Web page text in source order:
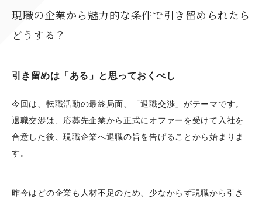
現職の企業から魅力的な条件で引き留められたら
どうする？
引き留めは「ある」と思っておくべし
今回は、転職活動の最終局面、「退職交渉」がテーマです。
退職交渉は、応募先企業から正式にオファーを受けて入社を
合意した後、現職企業へ退職の旨を告げることから始まりま
す。
昨今はどの企業も人材不足のため、少なからず現職から引き